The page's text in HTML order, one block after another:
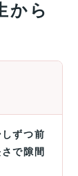
から
ずつ前
で隙間